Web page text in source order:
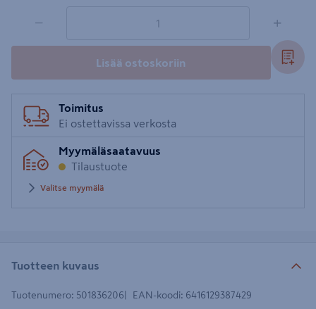
− +
Lisää ostoskoriin
Toimitus
Ei ostettavissa verkosta
Myymäläsaatavuus
Tilaustuote
Valitse myymälä
Tuotteen kuvaus
Tuotenumero: 501836206 EAN-koodi: 6416129387429